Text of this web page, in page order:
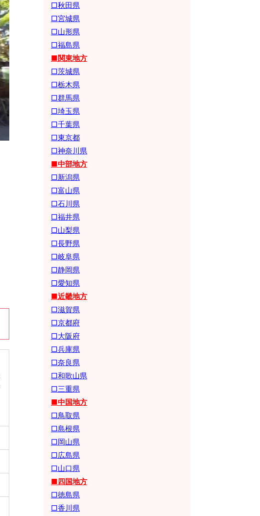
□秋田県
□宮城県
□山形県
□福島県
■関東地方
□茨城県
□栃木県
□群馬県
□埼玉県
□千葉県
□東京都
□神奈川県
■中部地方
□新潟県
□富山県
□石川県
□福井県
□山梨県
□長野県
□岐阜県
□静岡県
□愛知県
■近畿地方
□滋賀県
□京都府
□大阪府
□兵庫県
□奈良県
□和歌山県
□三重県
■中国地方
□鳥取県
□島根県
□岡山県
□広島県
□山口県
■四国地方
□徳島県
□香川県